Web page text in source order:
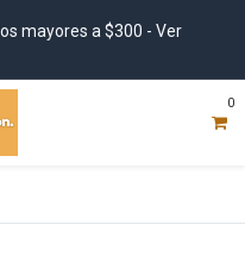
mayores a $300 - Ver
0